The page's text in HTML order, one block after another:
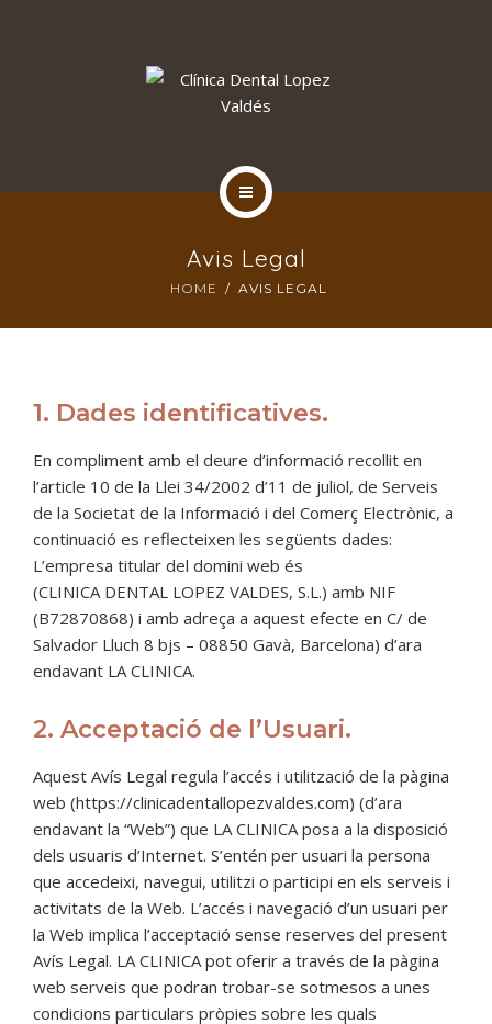
INICI
TRACTAMENTS
CLÍNICA DENTAL
RESERVAR CITA
Avis Legal
HOME AVIS LEGAL
1. Dades identificatives.
En compliment amb el deure d’informació recollit en
l’article 10 de la Llei 34/2002 d’11 de juliol, de Serveis
de la Societat de la Informació i del Comerç Electrònic, a
continuació es reflecteixen les següents dades:
L’empresa titular del domini web és
(CLINICA DENTAL LOPEZ VALDES, S.L.) amb NIF
(B72870868) i amb adreça a aquest efecte en C/ de
Salvador Lluch 8 bjs – 08850 Gavà, Barcelona) d’ara
endavant LA CLINICA.
2. Acceptació de l’Usuari.
Aquest Avís Legal regula l’accés i utilització de la pàgina
web (https://clinicadentallopezvaldes.com) (d’ara
endavant la “Web”) que LA CLINICA posa a la disposició
dels usuaris d’Internet. S’entén per usuari la persona
que accedeixi, navegui, utilitzi o participi en els serveis i
activitats de la Web. L’accés i navegació d’un usuari per
la Web implica l’acceptació sense reserves del present
Avís Legal. LA CLINICA pot oferir a través de la pàgina
web serveis que podran trobar-se sotmesos a unes
condicions particulars pròpies sobre les quals